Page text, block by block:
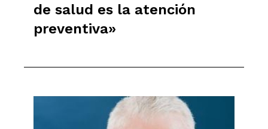
de salud es la atención
preventiva»